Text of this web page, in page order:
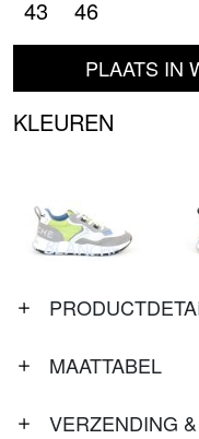
43 46
PLAATS IN
KLEUREN
MAATTABEL
VERZENDING